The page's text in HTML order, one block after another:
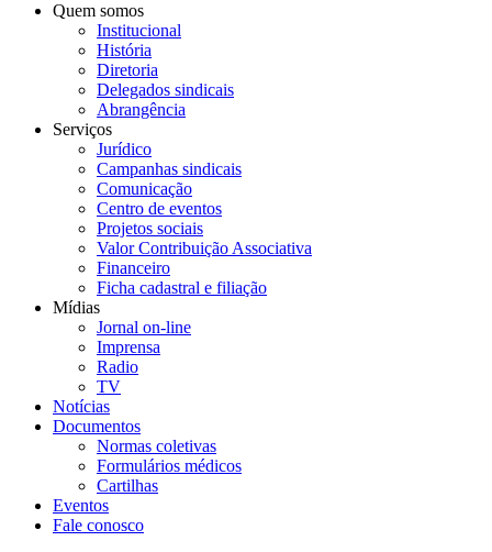
Quem somos
Institucional
História
Diretoria
Delegados sindicais
Abrangência
Serviços
Jurídico
Campanhas sindicais
Comunicação
Centro de eventos
Projetos sociais
Valor Contribuição Associativa
Financeiro
Ficha cadastral e filiação
Mídias
Jornal on-line
Imprensa
Radio
TV
Notícias
Documentos
Normas coletivas
Formulários médicos
Cartilhas
Eventos
Fale conosco